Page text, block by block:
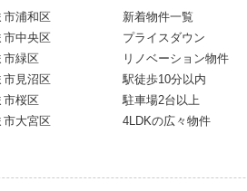
市浦和区
市中央区
市緑区
市見沼区
市桜区
市大宮区
新着物件一覧
プライスダウン
リノベーション物件
駅徒歩10分以内
駐車場2台以上
4LDKの広々物件